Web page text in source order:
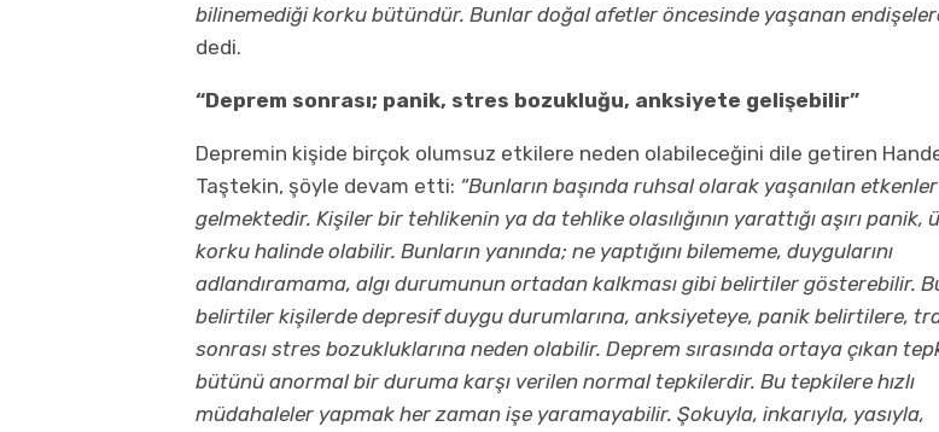
bilinemediği korku bütündür. Bunlar doğal afetler öncesinde yaşanan
dedi.
“Deprem sonrası; panik, stres bozukluğu, anksiyete gelişebilir”
Depremin kişide birçok olumsuz etkilere neden olabileceğini dile getiren
Taştekin, şöyle devam etti: “Bunların başında ruhsal olarak yaşanılan etkenler
gelmektedir. Kişiler bir tehlikenin ya da tehlike olasılığının yarattığı aşırı panik,
korku halinde olabilir. Bunların yanında; ne yaptığını bilememe, duygularını
adlandıramama, algı durumunun ortadan kalkması gibi belirtiler gösterebilir.
belirtiler kişilerde depresif duygu durumlarına, anksiyeteye, panik belirtilere,
sonrası stres bozukluklarına neden olabilir. Deprem sırasında ortaya çıkan
bütünü anormal bir duruma karşı verilen normal tepkilerdir. Bu tepkilere hızlı
müdahaleler yapmak her zaman işe yaramayabilir. Şokuyla, inkarıyla, yasıyla,